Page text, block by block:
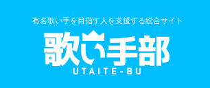
有名歌い手を目指す人を支援する総合サイト